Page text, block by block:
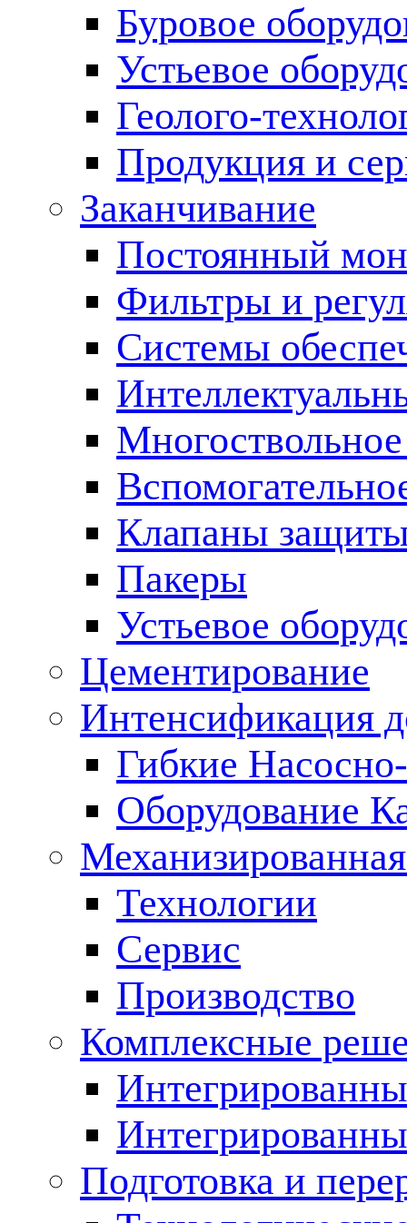
Буровое
Устьевое
Геолого-
Продукция и
Заканчивание
Постоянный
Фильтры и
Cистемы
Клапаны
Пакеры
Устьевое
Цементирование
Интенсификация
Гибкие
Оборудование
Технологии
Сервис
Производство
Комплексные
Подготовка и